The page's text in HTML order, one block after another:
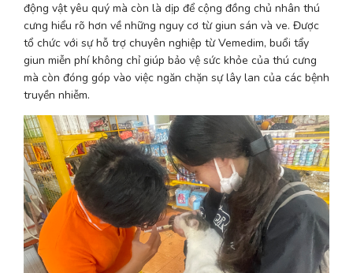
động vật yêu quý mà còn là dịp để cộng đồng chủ nhân thú
cưng hiểu rõ hơn về những nguy cơ từ giun sán và ve. Được
tổ chức với sự hỗ trợ chuyên nghiệp từ Vemedim, buổi tẩy
giun miễn phí không chỉ giúp bảo vệ sức khỏe của thú cưng
mà còn đóng góp vào việc ngăn chặn sự lây lan của các bệnh
truyền nhiễm.